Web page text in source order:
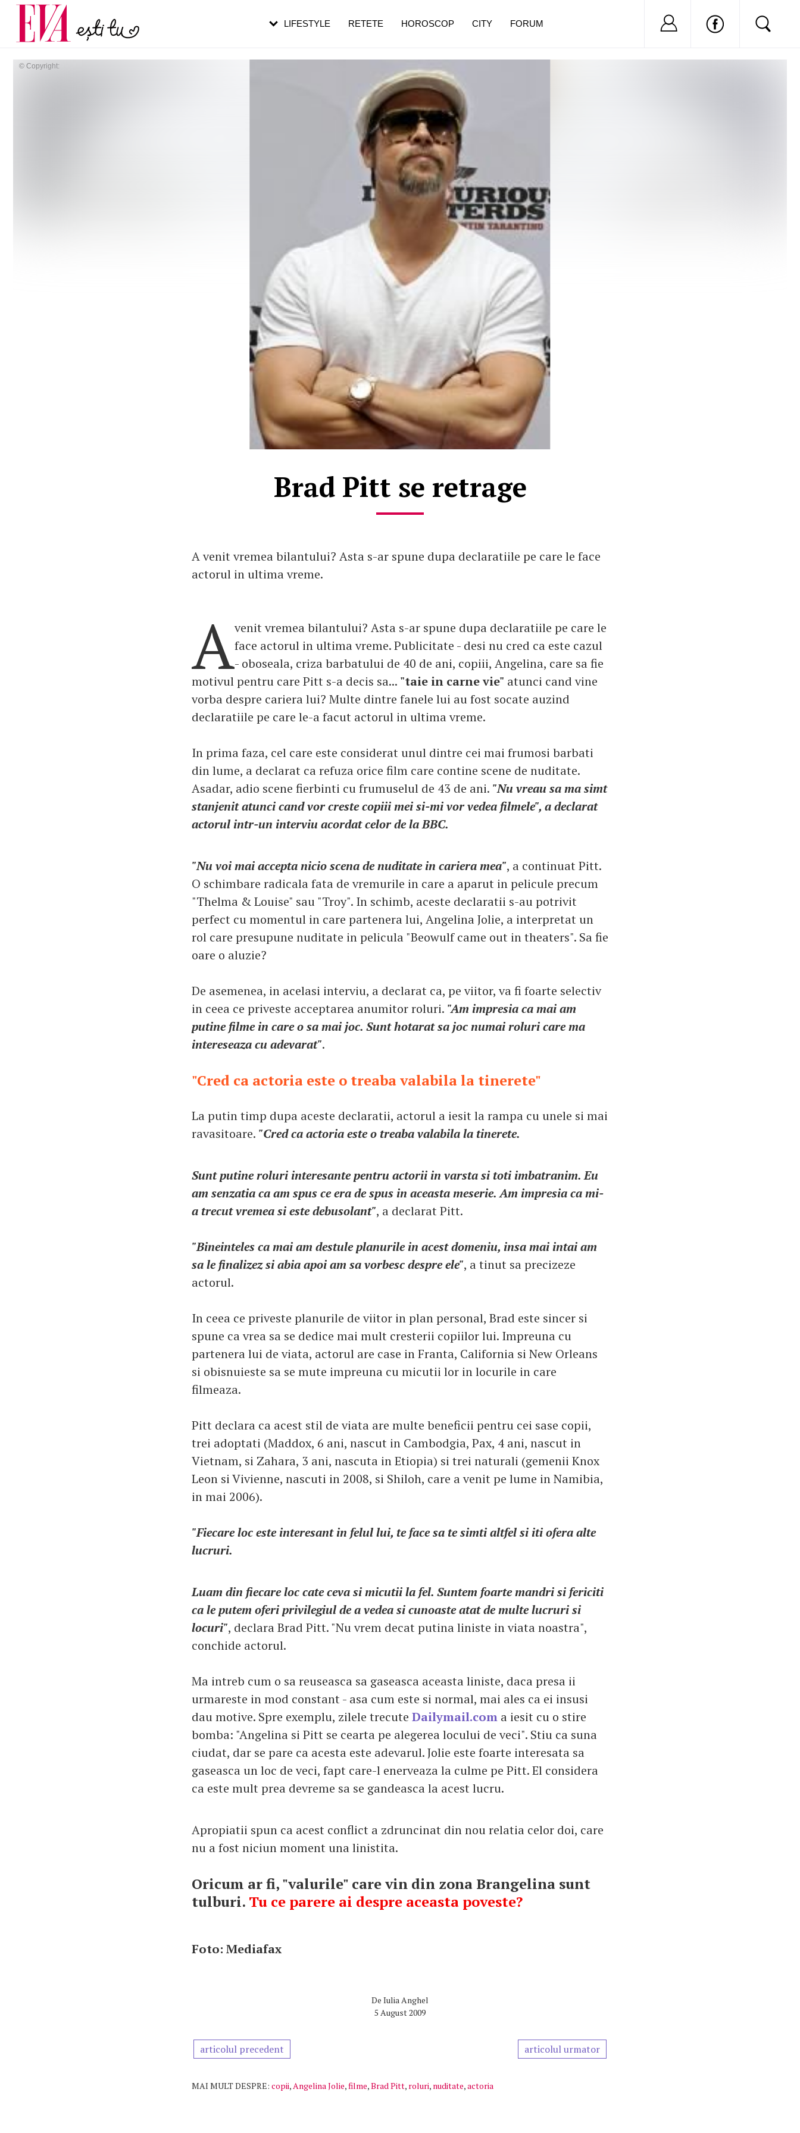
© Copyright:
Brad Pitt se retrage
A venit vremea bilantului? Asta s-ar spune dupa declaratiile pe care le face
actorul in ultima vreme.
Avenit vremea bilantului? Asta s-ar spune dupa declaratiile pe care le
face actorul in ultima vreme. Publicitate - desi nu cred ca este cazul
- oboseala, criza barbatului de 40 de ani, copiii, Angelina, care sa fie
motivul pentru care Pitt s-a decis sa... "taie in carne vie" atunci cand vine
vorba despre cariera lui? Multe dintre fanele lui au fost socate auzind
declaratiile pe care le-a facut actorul in ultima vreme.
In prima faza, cel care este considerat unul dintre cei mai frumosi barbati
din lume, a declarat ca refuza orice film care contine scene de nuditate.
Asadar, adio scene fierbinti cu frumuselul de 43 de ani. "Nu vreau sa ma simt
stanjenit atunci cand vor creste copiii mei si-mi vor vedea filmele", a declarat
actorul intr-un interviu acordat celor de la BBC.
"Nu voi mai accepta nicio scena de nuditate in cariera mea", a continuat Pitt.
O schimbare radicala fata de vremurile in care a aparut in pelicule precum
"Thelma & Louise" sau "Troy". In schimb, aceste declaratii s-au potrivit
perfect cu momentul in care partenera lui, Angelina Jolie, a interpretat un
rol care presupune nuditate in pelicula "Beowulf came out in theaters". Sa fie
oare o aluzie?
De asemenea, in acelasi interviu, a declarat ca, pe viitor, va fi foarte selectiv
in ceea ce priveste acceptarea anumitor roluri. "Am impresia ca mai am
putine filme in care o sa mai joc. Sunt hotarat sa joc numai roluri care ma
intereseaza cu adevarat".
"Cred ca actoria este o treaba valabila la tinerete"
La putin timp dupa aceste declaratii, actorul a iesit la rampa cu unele si mai
ravasitoare. "Cred ca actoria este o treaba valabila la tinerete.
Sunt putine roluri interesante pentru actorii in varsta si toti imbatranim. Eu
am senzatia ca am spus ce era de spus in aceasta meserie. Am impresia ca mi-
a trecut vremea si este debusolant", a declarat Pitt.
"Bineinteles ca mai am destule planurile in acest domeniu, insa mai intai am
sa le finalizez si abia apoi am sa vorbesc despre ele", a tinut sa precizeze
actorul.
In ceea ce priveste planurile de viitor in plan personal, Brad este sincer si
spune ca vrea sa se dedice mai mult cresterii copiilor lui. Impreuna cu
partenera lui de viata, actorul are case in Franta, California si New Orleans
si obisnuieste sa se mute impreuna cu micutii lor in locurile in care
filmeaza.
Pitt declara ca acest stil de viata are multe beneficii pentru cei sase copii,
trei adoptati (Maddox, 6 ani, nascut in Cambodgia, Pax, 4 ani, nascut in
Vietnam, si Zahara, 3 ani, nascuta in Etiopia) si trei naturali (gemenii Knox
Leon si Vivienne, nascuti in 2008, si Shiloh, care a venit pe lume in Namibia,
in mai 2006).
"Fiecare loc este interesant in felul lui, te face sa te simti altfel si iti ofera alte
lucruri.
Luam din fiecare loc cate ceva si micutii la fel. Suntem foarte mandri si fericiti
ca le putem oferi privilegiul de a vedea si cunoaste atat de multe lucruri si
locuri", declara Brad Pitt. "Nu vrem decat putina liniste in viata noastra",
conchide actorul.
Ma intreb cum o sa reuseasca sa gaseasca aceasta liniste, daca presa ii
urmareste in mod constant - asa cum este si normal, mai ales ca ei insusi
dau motive. Spre exemplu, zilele trecute Dailymail.com a iesit cu o stire
bomba: "Angelina si Pitt se cearta pe alegerea locului de veci". Stiu ca suna
ciudat, dar se pare ca acesta este adevarul. Jolie este foarte interesata sa
gaseasca un loc de veci, fapt care-l enerveaza la culme pe Pitt. El considera
ca este mult prea devreme sa se gandeasca la acest lucru.
Apropiatii spun ca acest conflict a zdruncinat din nou relatia celor doi, care
nu a fost niciun moment una linistita.
Oricum ar fi, "valurile" care vin din zona Brangelina sunt
tulburi. Tu ce parere ai despre aceasta poveste?
Foto: Mediafax
De Iulia Anghel
5 August 2009
articolul precedent articolul urmator
MAI MULT DESPRE: copii,Angelina Jolie,filme,Brad Pitt, roluri, nuditate,actoria
LIFESTYLE RETETE HOROSCOP CITY FORUM Nu ai cont?
Carieră
Actualitate
pe măsură ce înaintezi în vârstă